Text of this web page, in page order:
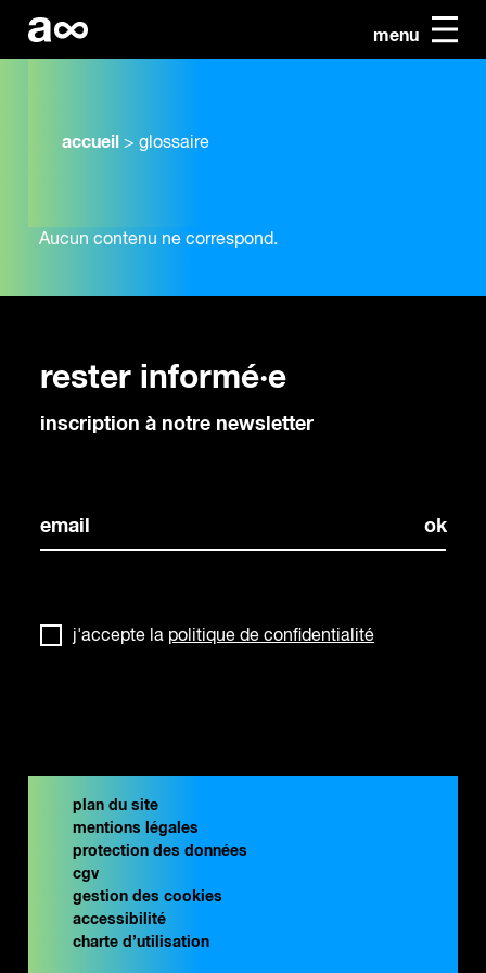
menu
accueil > glossaire
Aucun contenu ne correspond.
rester informé·e
inscription à notre newsletter
j'accepte la politique de confidentialité
plan du site
mentions légales
protection des données
cgv
gestion des cookies
accessibilité
charte d’utilisation